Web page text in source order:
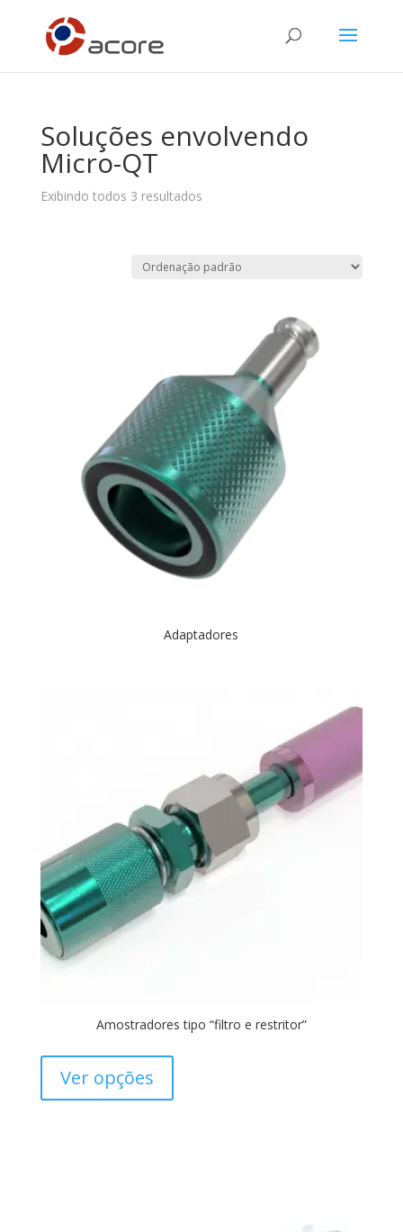
Soluções envolvendo
Micro-QT
Exibindo todos 3 resultados
Adaptadores
Amostradores tipo “filtro e restritor”
Ver opções